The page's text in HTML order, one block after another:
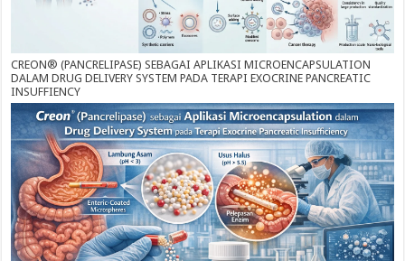
CREON® (PANCRELIPASE) SEBAGAI APLIKASI MICROENCAPSULATION
DALAM DRUG DELIVERY SYSTEM PADA TERAPI EXOCRINE PANCREATIC
INSUFFIENCY